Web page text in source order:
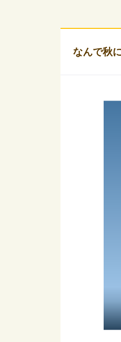
なんで秋